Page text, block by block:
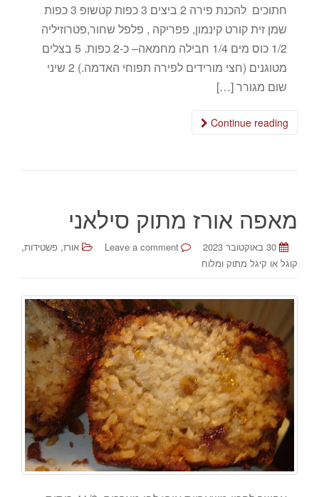
חתוכים להכנת פירה 2 ביצים 3 כפות קטשופ 3 כפות
שמן זית קורט קינמון, פפריקה , פלפל שחור,פטרוזיליה
1/2 כוס מים 1/4 חבילה מחמאה– כ-2 כפות. 5 בצלים
מטוגנים (חצי מורידים לפירה תפוחי האדמה.) 2 שיני
שום מגורר […]
Continue reading
מאפה אורז מתוק סילאני
30 באוקטובר 2023 Leave a comment אורז, פשטידות,
קוגל או קיגל מתוק ומלוח